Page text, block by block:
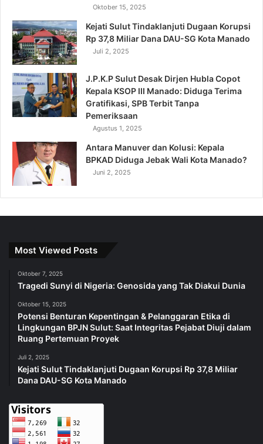
Oktober 15, 2025
Kejati Sulut Tindaklanjuti Dugaan Korupsi
Rp 37,8 Miliar Dana DAU-SG Kota Manado
Juli 2, 2025
J.P.K.P Sulut Desak Dirjen Hubla Copot
Kepala KSOP III Manado: Diduga Terima
Gratifikasi, SPB Terbit Tanpa
Pemeriksaan
Agustus 1, 2025
Antara Manuver dan Kolusi: Kepala
BPKAD Diduga Jebak Wali Kota Manado?
Juni 2, 2025
Most Viewed Posts
Oktober 7, 2025
Tragedi Sunyi di Nigeria: Genosida yang Tak Diakui Dunia
Oktober 15, 2025
Potensi Benturan Kepentingan & Pelanggaran Etika di
Lingkungan BPJN Sulut: Saat Integritas Pejabat Diuji dalam
Ruang Pertemuan Proyek
Juli 2, 2025
Kejati Sulut Tindaklanjuti Dugaan Korupsi Rp 37,8 Miliar
Dana DAU-SG Kota Manado